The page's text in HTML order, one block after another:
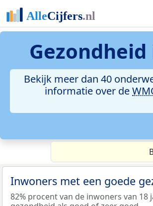
Gezondheid
Bekijk meer dan 40
informatie over de
Inwoners met een goede
82% procent van de inwoners van